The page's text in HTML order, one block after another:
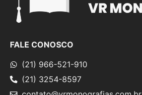
FALE CONOSCO
(21) 966-521-910
(21) 3254-8597